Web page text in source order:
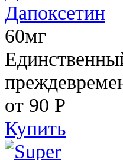
Дапоксетин
60мг
от 90 Р
Купить